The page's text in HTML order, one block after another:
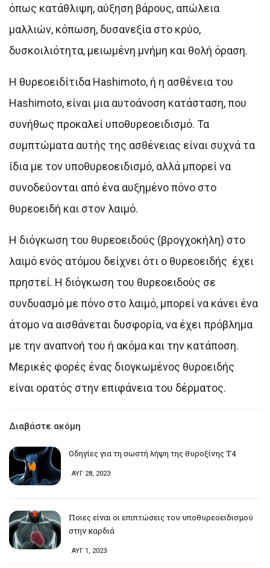
όπως κατάθλιψη, αύξηση βάρους, απώλεια
μαλλιών, κόπωση, δυσανεξία στο κρύο,
δυσκοιλιότητα, μειωμένη μνήμη και θολή όραση.
Η θυρεοειδίτιδα Hashimoto, ή η ασθένεια του
Hashimoto, είναι μια αυτοάνοση κατάσταση, που
συνήθως προκαλεί υποθυρεοειδισμό. Τα
συμπτώματα αυτής της ασθένειας είναι συχνά τα
ίδια με τον υποθυρεοειδισμό, αλλά μπορεί να
συνοδεύονται από ένα αυξημένο πόνο στο
θυρεοειδή και στον λαιμό.
Η διόγκωση του θυρεοειδούς (βρογχοκήλη) στο
λαιμό ενός ατόμου δείχνει ότι ο θυρεοειδής έχει
πρηστεί. Η διόγκωση του θυρεοειδούς σε
συνδυασμό με πόνο στο λαιμό, μπορεί να κάνει ένα
άτομο να αισθάνεται δυσφορία, να έχει πρόβλημα
με την αναπνοή του ή ακόμα και την κατάποση.
Μερικές φορές ένας διογκωμένος θυροειδής
είναι ορατός στην επιφάνεια του δέρματος.
Διαβάστε ακόμη
Οδηγίες για τη σωστή λήψη της θυροξίνης Τ4
ΑΥΓ 28, 2023
Ποιες είναι οι επιπτώσεις του υποθυρεοειδισμού
στην καρδιά
ΑΥΓ 1, 2023